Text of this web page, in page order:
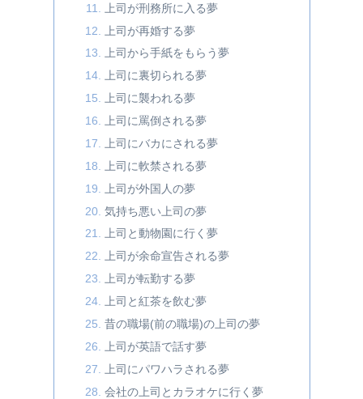
上司が刑務所に入る夢
上司が再婚する夢
上司から手紙をもらう夢
上司に裏切られる夢
上司に襲われる夢
上司に罵倒される夢
上司にバカにされる夢
上司に軟禁される夢
上司が外国人の夢
気持ち悪い上司の夢
上司と動物園に行く夢
上司が余命宣告される夢
上司が転勤する夢
上司と紅茶を飲む夢
昔の職場(前の職場)の上司の夢
上司が英語で話す夢
上司にパワハラされる夢
会社の上司とカラオケに行く夢